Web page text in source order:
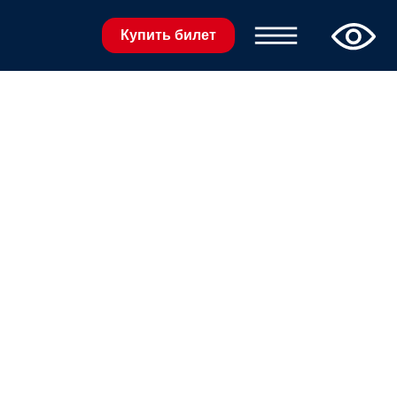
Купить билет